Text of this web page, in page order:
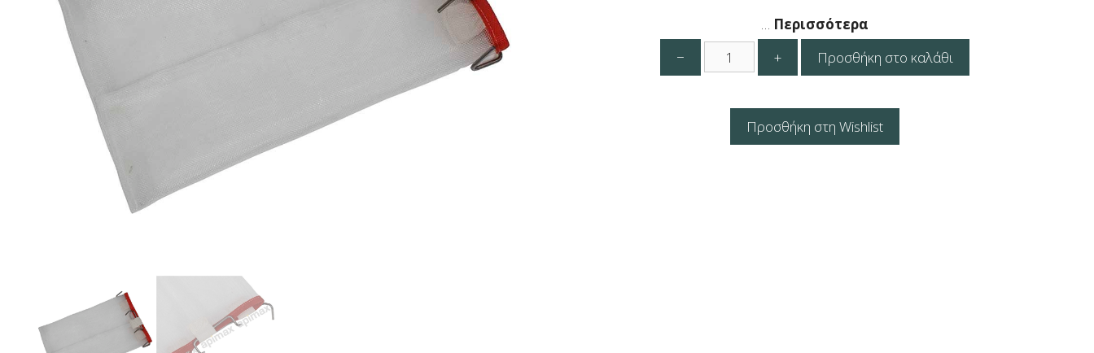
Περισσότερα
−
Φίλτρο
Καλάθι
Apimax
ποσότητα
+ Προσθήκη στο καλάθι
Προσθήκη στη Wishlist